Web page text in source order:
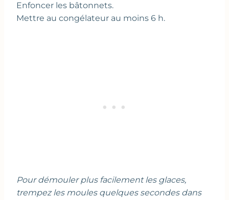
Enfoncer les bâtonnets.
Mettre au congélateur au moins 6 h.
Pour démouler plus facilement les glaces,
trempez les moules quelques secondes dans